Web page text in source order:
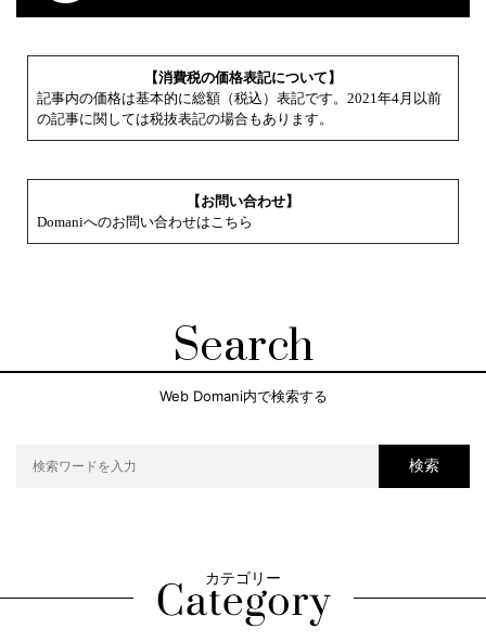
【消費税の価格表記について】
記事内の価格は基本的に総額（税込）表記です。2021年4月以前
の記事に関しては税抜表記の場合もあります。
【お問い合わせ】
Domaniへのお問い合わせはこちら
Search
Web Domani内で検索する
検索
カテゴリー